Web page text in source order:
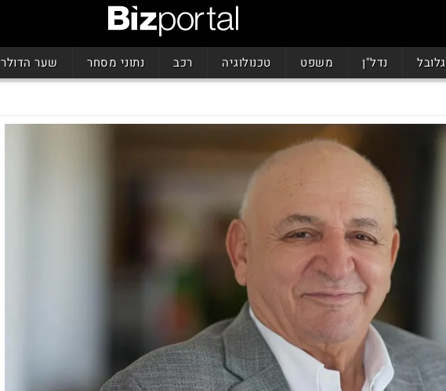
גלובל נדל"ן משפט טכנולוגיה רכב נתוני מסחר שער הדולר